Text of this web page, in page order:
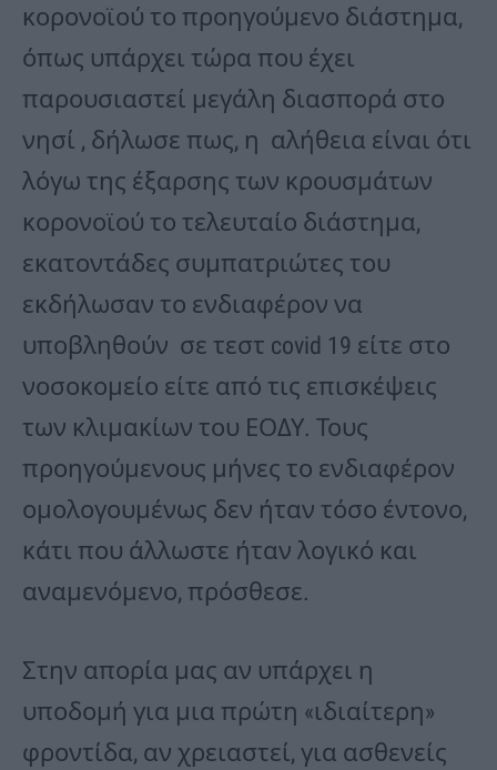
κορονοϊού το προηγούμενο διάστημα,
όπως υπάρχει τώρα που έχει
παρουσιαστεί μεγάλη διασπορά στο
νησί , δήλωσε πως, η αλήθεια είναι ότι
λόγω της έξαρσης των κρουσμάτων
κορονοϊού το τελευταίο διάστημα,
εκατοντάδες συμπατριώτες του
εκδήλωσαν το ενδιαφέρον να
υποβληθούν σε τεστ covid 19 είτε στο
νοσοκομείο είτε από τις επισκέψεις
των κλιμακίων του ΕΟΔΥ. Τους
προηγούμενους μήνες το ενδιαφέρον
ομολογουμένως δεν ήταν τόσο έντονο,
κάτι που άλλωστε ήταν λογικό και
αναμενόμενο, πρόσθεσε.
Στην απορία μας αν υπάρχει η
υποδομή για μια πρώτη «ιδιαίτερη»
φροντίδα, αν χρειαστεί, για ασθενείς